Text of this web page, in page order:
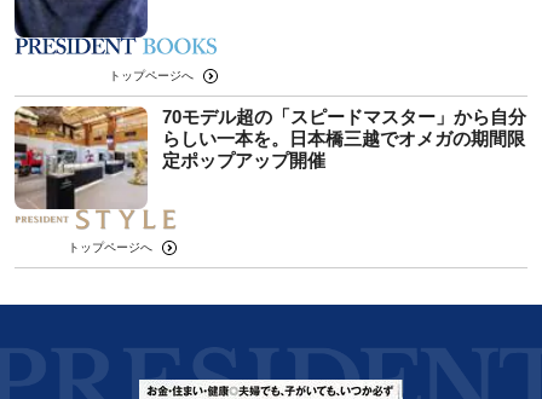
トップページへ
70モデル超の「スピードマスター」から自分
らしい一本を。日本橋三越でオメガの期間限
定ポップアップ開催
トップページへ